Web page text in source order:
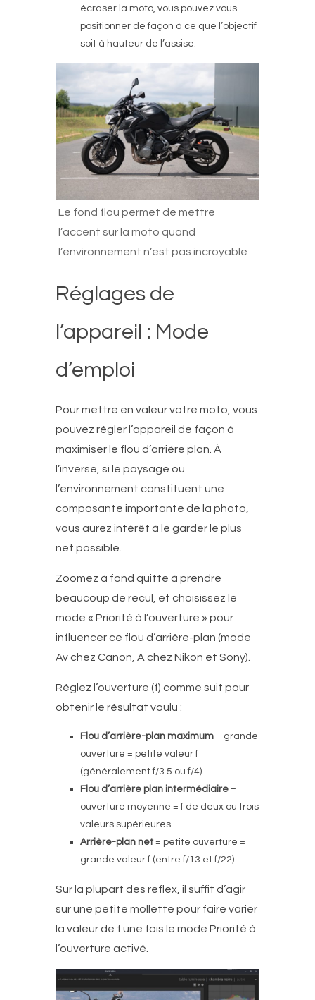
écraser la moto, vous pouvez vous
positionner de façon à ce que l’objectif
soit à hauteur de l’assise.
Le fond flou permet de mettre
l’accent sur la moto quand
l’environnement n’est pas incroyable
Réglages de
l’appareil : Mode
d’emploi
Pour mettre en valeur votre moto, vous
pouvez régler l’appareil de façon à
maximiser le flou d’arrière plan. À
l’inverse, si le paysage ou
l’environnement constituent une
composante importante de la photo,
vous aurez intérêt à le garder le plus
net possible.
Zoomez à fond quitte à prendre
beaucoup de recul, et choisissez le
mode « Priorité à l’ouverture » pour
influencer ce flou d’arrière-plan (mode
Av chez Canon, A chez Nikon et Sony).
Réglez l’ouverture (f) comme suit pour
obtenir le résultat voulu :
Flou d’arrière-plan maximum = grande
ouverture = petite valeur f
(généralement f/3.5 ou f/4)
Flou d’arrière plan intermédiaire =
ouverture moyenne = f de deux ou trois
valeurs supérieures
Arrière-plan net = petite ouverture =
grande valeur f (entre f/13 et f/22)
Sur la plupart des reflex, il suffit d’agir
sur une petite mollette pour faire varier
la valeur de f une fois le mode Priorité à
l’ouverture activé.